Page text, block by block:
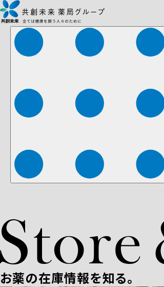
株式会社ファーマみらい 株式会社ストレチア
お薬の在庫情報を知る。